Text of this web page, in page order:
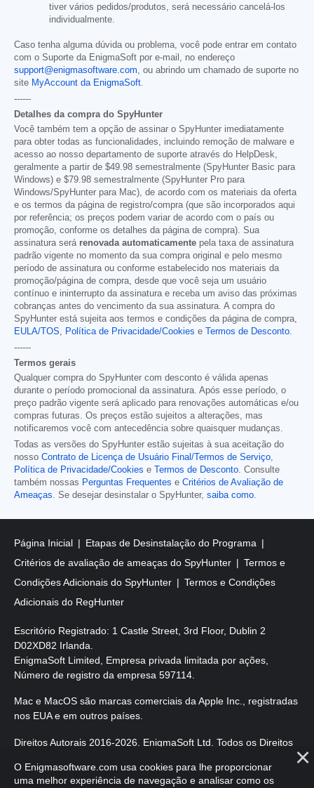
tiver vários pedidos/produtos, será necessário cancelá-los
individualmente.
Caso tenha alguma dúvida ou problema, você pode entrar em contato
com o Suporte da EnigmaSoft por e-mail, no endereço
support@enigmasoftware.com, ou abrindo um chamado de suporte no
site MyAccount da EnigmaSoft.
------
Detalhes da compra do SpyHunter
Você também tem a opção de assinar o SpyHunter imediatamente
para obter todas as funcionalidades, incluindo remoção de malware e
acesso ao nosso departamento de suporte através do HelpDesk,
geralmente a partir de $49.98 semestralmente (SpyHunter Basic para
Windows) e $79.98 semestralmente (SpyHunter Pro para
Windows/SpyHunter para Mac), de acordo com os materiais da oferta
e os termos da página de registro/compra (que são incorporados aqui
por referência; os preços podem variar de acordo com o país ou
promoção, conforme os detalhes da página de compra). Sua
assinatura será renovada automaticamente pela taxa de assinatura
padrão vigente no momento da sua compra original e pelo mesmo
período de assinatura ou conforme estabelecido nos materiais da
promoção/página de compra, desde que você seja um usuário
contínuo e ininterrupto da assinatura e receba um aviso das próximas
cobranças antes do vencimento da sua assinatura. A compra do
SpyHunter está sujeita aos termos e condições da página de compra,
EULA/TOS, Política de Privacidade/Cookies e Termos de Desconto.
------
Termos gerais
Qualquer compra do SpyHunter com desconto é válida apenas
durante o período promocional da assinatura. Após esse período, o
preço padrão vigente será aplicado para renovações automáticas e/ou
compras futuras. Os preços estão sujeitos a alterações, mas
notificaremos você com antecedência sobre quaisquer mudanças.
Todas as versões do SpyHunter estão sujeitas à sua aceitação do
nosso Contrato de Licença de Usuário Final/Termos de Serviço,
Política de Privacidade/Cookies e Termos de Desconto. Consulte
também nossas Perguntas Frequentes e Critérios de Avaliação de
Ameaças. Se desejar desinstalar o SpyHunter, saiba como.
Página Inicial
Etapas de Desinstalação do Programa
Critérios de avaliação de ameaças do SpyHunter
Termos e
Condições Adicionais do SpyHunter
Termos e Condições
Adicionais do RegHunter
Escritório Registrado: 1 Castle Street, 3rd Floor, Dublin 2
D02XD82 Irlanda.
EnigmaSoft Limited, Empresa privada limitada por ações,
Número de registro da empresa 597114.
Mac e MacOS são marcas comerciais da Apple Inc., registradas
nos EUA e em outros países.
Direitos Autorais 2016-2026. EnigmaSoft Ltd. Todos os Direitos
O Enigmasoftware.com usa cookies para lhe proporcionar
uma melhor experiência de navegação e analisar como os